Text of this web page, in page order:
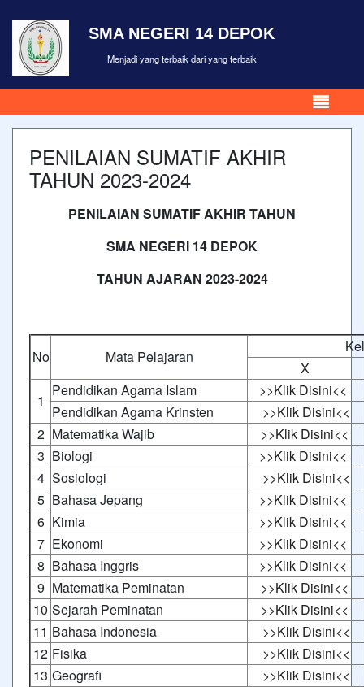
SMA NEGERI 14 DEPOK
Menjadi yang terbaik dari yang terbaik
PENILAIAN SUMATIF AKHIR
TAHUN 2023-2024
PENILAIAN SUMATIF AKHIR TAHUN
SMA NEGERI 14 DEPOK
TAHUN AJARAN 2023-2024
No Mata Pelajaran
X
1
Pendidikan Agama Islam
>>Klik Disini<<
Pendidikan Agama Krinsten
>>Klik Disini<<
2 Matematika Wajib
>>Klik Disini<<
3 Biologi
>>Klik Disini<<
4 Sosiologi
>>Klik Disini<<
5 Bahasa Jepang
>>Klik Disini<<
6 Kimia
>>Klik Disini<<
7 Ekonomi
>>Klik Disini<<
8 Bahasa Inggris
>>Klik Disini<<
9 Matematika Peminatan
>>Klik Disini<<
10 Sejarah Peminatan
>>Klik Disini<<
11 Bahasa Indonesia
>>Klik Disini<<
12 Fisika
>>Klik Disini<<
13 Geografi
>>Klik Disini<<